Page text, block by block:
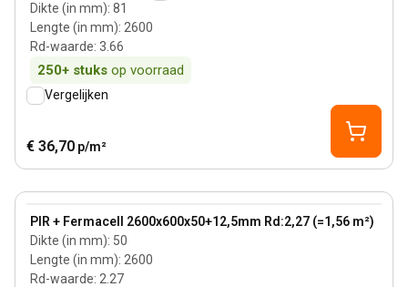
Dikte (in mm): 81
Lengte (in mm): 2600
Rd-waarde: 3.66
250+ stuks op voorraad
Vergelijken
€ 36,70 p/m²
PIR + Fermacell 2600x600x50+12,5mm Rd:2,27 (=1,56 m²)
Dikte (in mm): 50
Lengte (in mm): 2600
Rd-waarde: 2.27
View product